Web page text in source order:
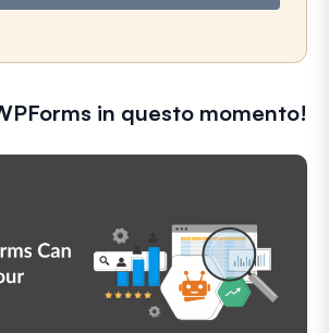
in questo momento!